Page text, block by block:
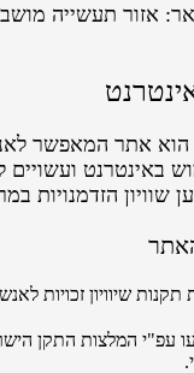
תעשייה מושב ניר צבי,
שוויון הזדמנויות
שיוויון זכויות
עפ"י המלצות התקן